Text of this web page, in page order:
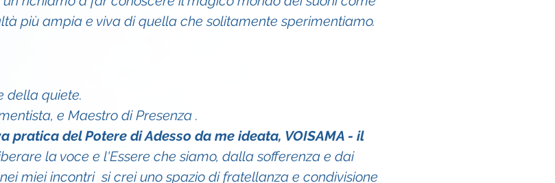
più ampia e viva di quella che solitamente sperimentiamo.
della quiete.
e Maestro di Presenza .
pratica del Potere di Adesso da me ideata, VOISAMA - il
la voce e l'Essere che siamo, dalla sofferenza e dai
miei incontri  si crei uno spazio di fratellanza e condivisione